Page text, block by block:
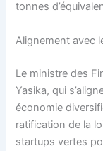
tonnes
Alignement avec
Le ministre des
Yasika, qui
économie
ratification de la
startups vertes